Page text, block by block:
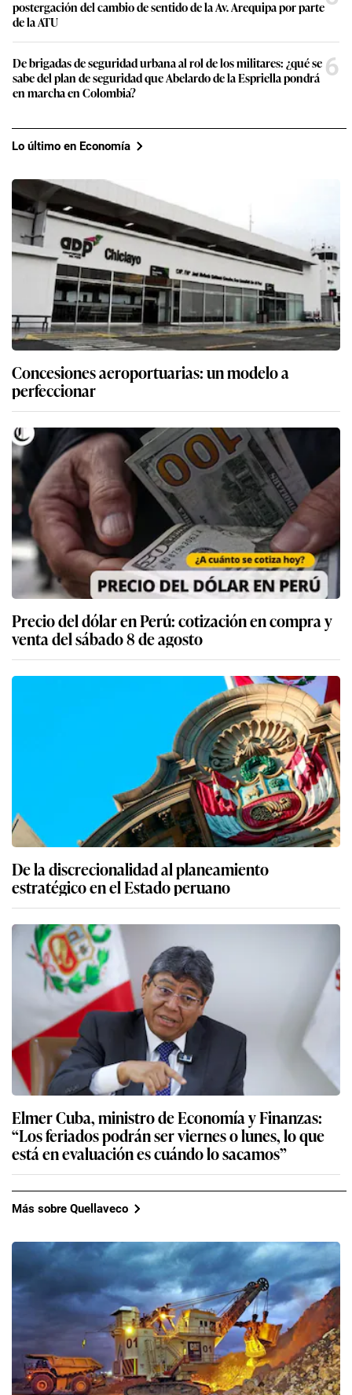
postergación del cambio de sentido de la Av. Arequipa por parte
de la ATU
De brigadas de seguridad urbana al rol de los militares: ¿qué se
sabe del plan de seguridad que Abelardo de la Espriella pondrá
en marcha en Colombia?
6
Lo último en Economía
Concesiones aeroportuarias: un modelo a
perfeccionar
Precio del dólar en Perú: cotización en compra y
venta del sábado 8 de agosto
De la discrecionalidad al planeamiento
estratégico en el Estado peruano
Elmer Cuba, ministro de Economía y Finanzas:
“Los feriados podrán ser viernes o lunes, lo que
está en evaluación es cuándo lo sacamos”
Más sobre Quellaveco